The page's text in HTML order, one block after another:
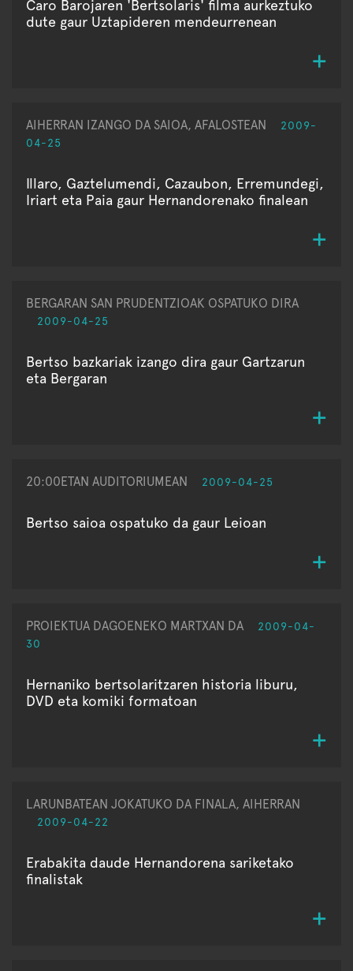
Caro Barojaren 'Bertsolaris' filma aurkeztuko
dute gaur Uztapideren mendeurrenean
AIHERRAN IZANGO DA SAIOA, AFALOSTEAN
2009-
04-25
Illaro, Gaztelumendi, Cazaubon, Erremundegi,
Iriart eta Paia gaur Hernandorenako finalean
BERGARAN SAN PRUDENTZIOAK OSPATUKO DIRA
2009-04-25
Bertso bazkariak izango dira gaur Gartzarun
eta Bergaran
20:00ETAN AUDITORIUMEAN 2009-04-25
Bertso saioa ospatuko da gaur Leioan
PROIEKTUA DAGOENEKO MARTXAN DA
2009-04-
30
Hernaniko bertsolaritzaren historia liburu,
DVD eta komiki formatoan
LARUNBATEAN JOKATUKO DA FINALA, AIHERRAN
2009-04-22
Erabakita daude Hernandorena sariketako
finalistak